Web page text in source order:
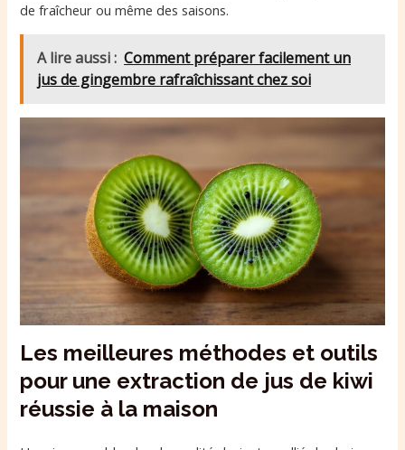
de fraîcheur ou même des saisons.
A lire aussi : Comment préparer facilement un
jus de gingembre rafraîchissant chez soi
Les meilleures méthodes et outils
pour une extraction de jus de kiwi
réussie à la maison